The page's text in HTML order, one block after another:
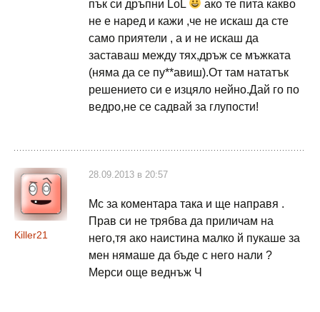
пък си дръпни LoL
ако те пита какво
не е наред и кажи ,че не искаш да сте
само приятели , а и не искаш да
заставаш между тях,дръж се мъжката
(няма да се пу**авиш).От там нататък
решението си е изцяло нейно.Дай го по
ведро,не се садвай за глупости!
Killer21
28.09.2013 в 20:57
Mс за коментара така и ще направя .
Прав си не трябва да приличам на
него,тя ако наистина малко й пукаше за
мен нямаше да бъде с него нали ?
Мерси още веднъж Ч